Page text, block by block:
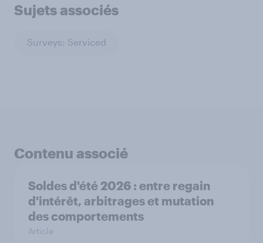
Sujets associés
Surveys: Serviced
Contenu associé
Soldes d'été 2026 : entre regain
d'intérêt, arbitrages et mutation
des comportements
Article